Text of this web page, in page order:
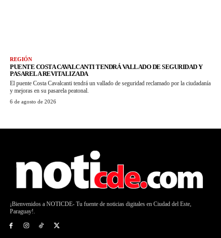
REGIÓN
PUENTE COSTA CAVALCANTI TENDRÁ VALLADO DE SEGURIDAD Y
PASARELA REVITALIZADA
El puente Costa Cavalcanti tendrá un vallado de seguridad reclamado por la ciudadanía
y mejoras en su pasarela peatonal.
6 de agosto de 2026
¡Bienvenidos a NOTICDE- Tu fuente de noticias digitales en Ciudad del Este,
Paraguay!.